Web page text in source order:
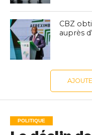
CBZ
auprès
POLITIQUE